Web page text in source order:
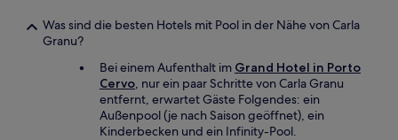
Was sind die besten Hotels mit Pool in der Nähe von Carla
Granu?
Bei einem Aufenthalt im Grand Hotel in Porto
Cervo, nur ein paar Schritte von Carla Granu
entfernt, erwartet Gäste Folgendes: ein
Außenpool (je nach Saison geöffnet), ein
Kinderbecken und ein Infinity-Pool.